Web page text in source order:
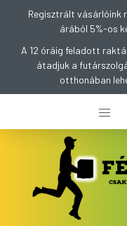
Regisztrált vásárlóink
árából 5%-os
A 12 óráig feladott
átadjuk a
otthonában